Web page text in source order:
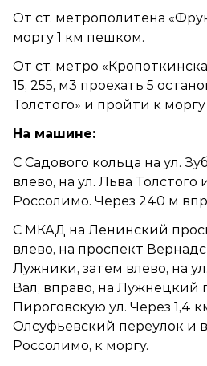
От ст. метрополитена
моргу 1 км пешком.
От ст. метро
15, 255, м3 проехать 5
Толстого» и пройти к
На машине:
С Садового кольца на ул.
влево, на ул. Льва Толстого
Россолимо. Через 240 м
С МКАД на Ленинский
влево, на проспект
Лужники, затем влево, на
Вал, вправо, на
Пироговскую ул. Через 1,4
Олсуфьевский переулок и
Россолимо, к моргу.